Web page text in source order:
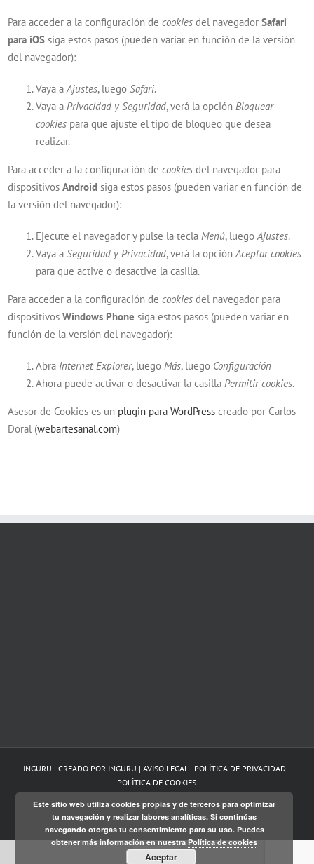
Para acceder a la configuración decookies del navegadorSafari
para iOS siga estos pasos (pueden variar en función de la versión
del navegador):
Vaya aAjustes, luegoSafari.
Vaya aPrivacidad y Seguridad, verá la opciónBloquear
cookies para que ajuste el tipo de bloqueo que desea
realizar.
Para acceder a la configuración decookies del navegador para
dispositivosAndroid siga estos pasos (pueden variar en función de
la versión del navegador):
Ejecute el navegador y pulse la teclaMenú, luegoAjustes.
Vaya aSeguridad y Privacidad, verá la opciónAceptar cookies
para que active o desactive la casilla.
Para acceder a la configuración decookies del navegador para
dispositivosWindows Phone siga estos pasos (pueden variar en
función de la versión del navegador):
Abra Internet Explorer, luegoMás, luego Configuración
Ahora puede activar o desactivar la casillaPermitir cookies.
Asesor de Cookies es un plugin para WordPress creado por Carlos
Doral (webartesanal.com)
INGURU | CREADO POR INGURU |AVISO LEGAL | POLÍTICA DE PRIVACIDAD |
POLÍTICA DE COOKIES
TwitterFacebookLinkedIn
Euskara
Este sitio web utiliza cookies propias y de terceros para optimizar
tu navegación y realizar labores analíticas. Si continúas
navegando otorgas tu consentimiento para su uso. Puedes
obtener más información en nuestraPolítica de cookies
Aceptar